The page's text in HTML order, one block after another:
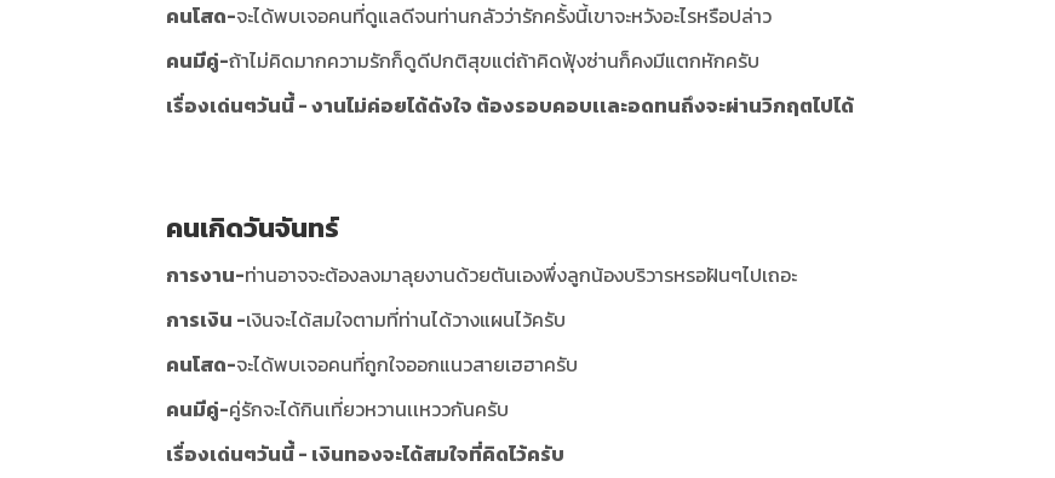
คนโสด-จะได้พบเจอคนที่ดูแลดีจนท่านกลัวว่ารักครั้งนี้เขาจะหวังอะไรหรือปล่าว
คนมีคู่-ถ้าไม่คิดมากความรักก็ดูดีปกติสุขแต่ถ้าคิดฟุ้งซ่านก็คงมีแตกหักครับ
เรื่องเด่นๆวันนี้ - งานไม่ค่อยได้ดังใจ ต้องรอบคอบเเละอดทนถึงจะผ่านวิกฤตไปได้
คนเกิดวันจันทร์
การงาน-ท่านอาจจะต้องลงมาลุยงานด้วยตันเองพึ่งลูกน้องบริวารหรอฝันๆไปเถอะ
การเงิน -เงินจะได้สมใจตามที่ท่านได้วางแผนไว้ครับ
คนโสด-จะได้พบเจอคนที่ถูกใจออกแนวสายเฮฮาครับ
คนมีคู่-คู่รักจะได้กินเที่ยวหวานเเหววกันครับ
เรื่องเด่นๆวันนี้ - เงินทองจะได้สมใจที่คิดไว้ครับ